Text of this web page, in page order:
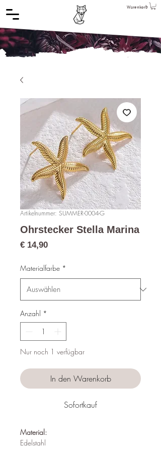
Warenkorb
Artikelnummer: SUMMER-0004-G
Ohrstecker Stella Marina
€ 14,90Preis
Materialfarbe *
Anzahl *
Nur noch 1 verfügbar
In den Warenkorb
Sofortkauf
Material:
Edelstahl